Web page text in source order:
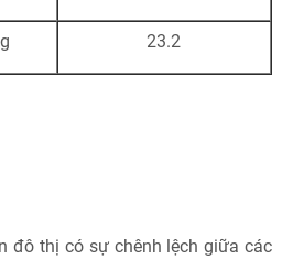
23.2
đô thị có sự chênh lệch giữa các